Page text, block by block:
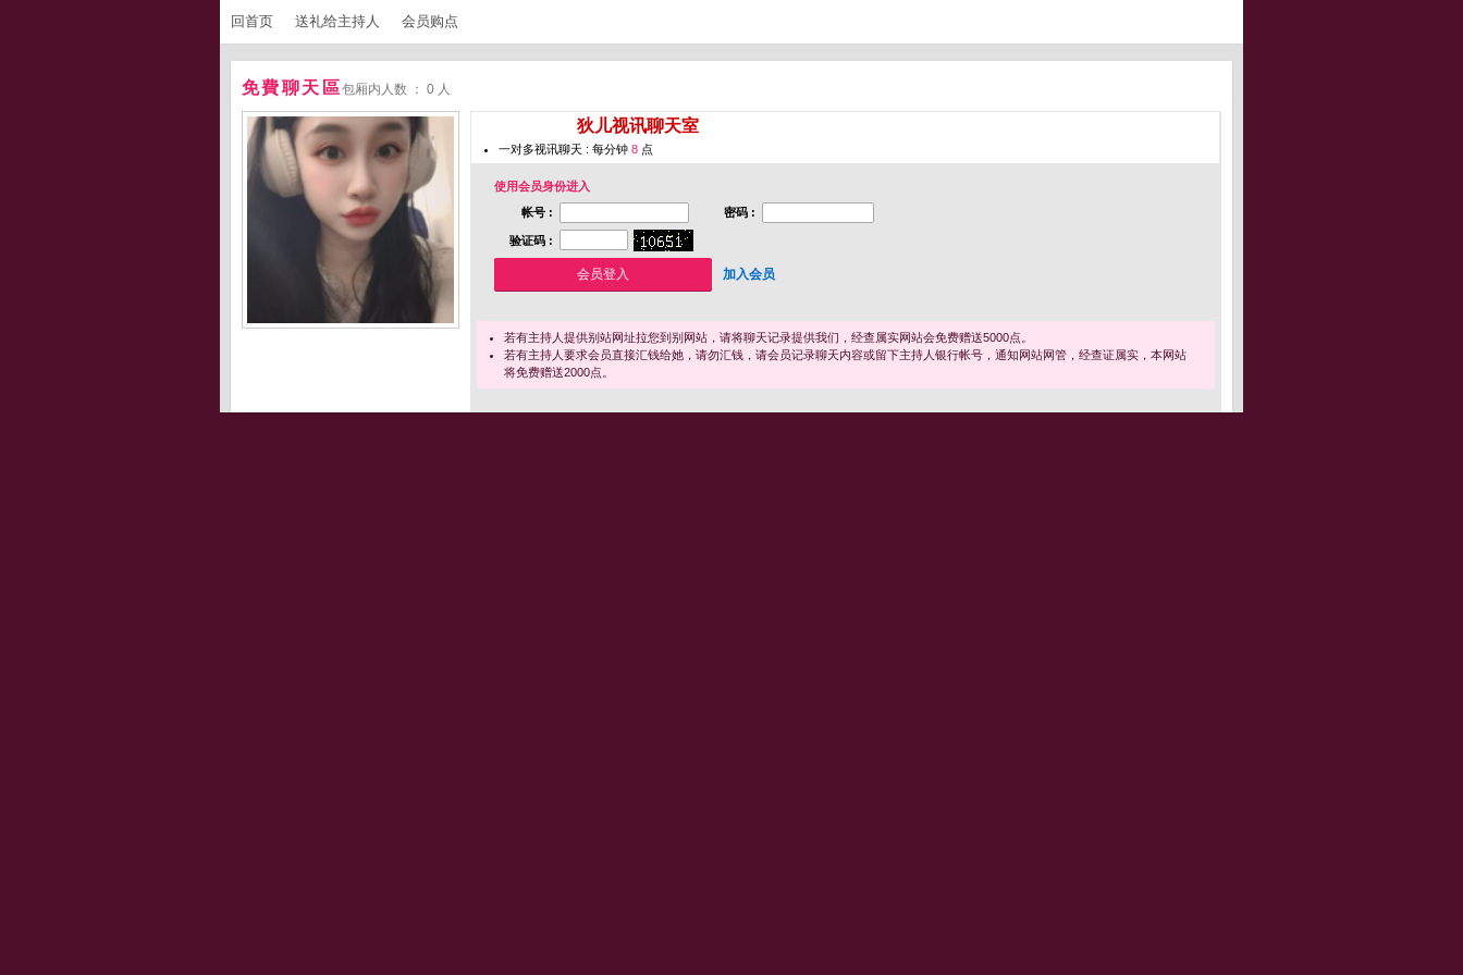
回首页 送礼给主持人 会员购点
免費聊天區包厢内人数 ： 0 人
狄儿视讯聊天室
一对多视讯聊天 : 每分钟 8 点
使用会员身份进入
帐号 :
密码 :
验证码 :
加入会员
若有主持人提供别站网址拉您到别网站，请将聊天记录提供我们，经查属实网站会免费赠送5000点。
若有主持人要求会员直接汇钱给她，请勿汇钱，请会员记录聊天内容或留下主持人银行帐号，通知网站网管，经查证属实，本网站
将免费赠送2000点。